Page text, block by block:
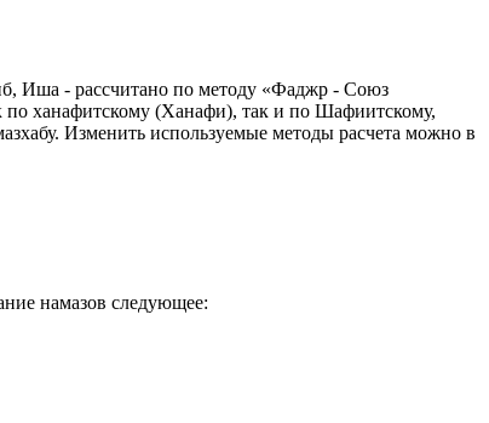
Иша - рассчитано по методу «Фаджр - Союз
ханафитскому (Ханафи), так и по Шафиитскому,
Изменить используемые методы расчета можно в
намазов следующее: